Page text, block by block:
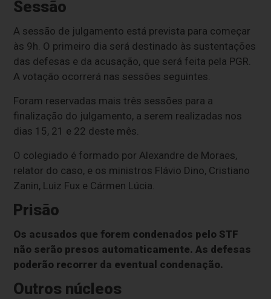
Sessão
A sessão de julgamento está prevista para começar
às 9h. O primeiro dia será destinado às sustentações
das defesas e da acusação, que será feita pela PGR.
A votação ocorrerá nas sessões seguintes.
Foram reservadas mais três sessões para a
finalização do julgamento, a serem realizadas nos
dias 15, 21 e 22 deste mês.
O colegiado é formado por Alexandre de Moraes,
relator do caso, e os ministros Flávio Dino, Cristiano
Zanin, Luiz Fux e Cármen Lúcia.
Prisão
Os acusados que forem condenados pelo STF
não serão presos automaticamente. As defesas
poderão recorrer da eventual condenação.
Outros núcleos